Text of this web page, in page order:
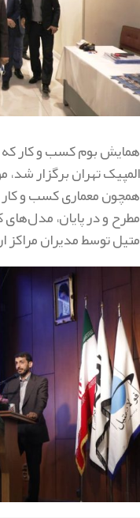
المپیک تهران برگزار
همچون معماری کسب و کار
مطرح و در پایان،
متیل توسط مدیران مراکز